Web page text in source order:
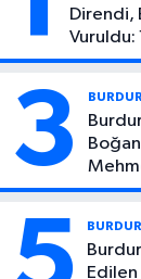
Direndi,
Vuruldu:
3
Atıcı